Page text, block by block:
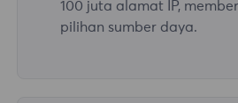
100 juta alamat IP,
pilihan sumber daya.